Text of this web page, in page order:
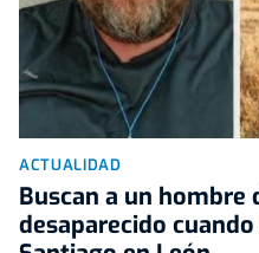
ACTUALIDAD
Buscan a un hombre
desaparecido